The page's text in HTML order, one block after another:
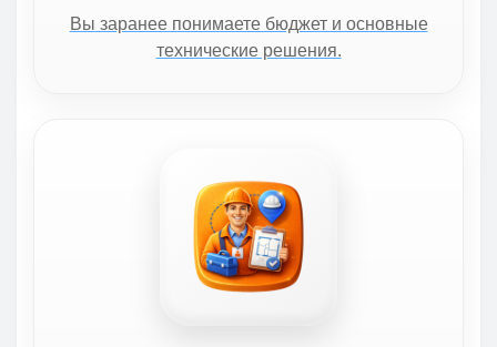
Вы заранее понимаете бюджет и основные
технические решения.